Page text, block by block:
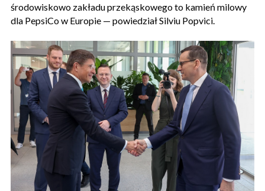
środowiskowo zakładu przekąskowego to kamień milowy
dla PepsiCo w Europie — powiedział Silviu Popvici.